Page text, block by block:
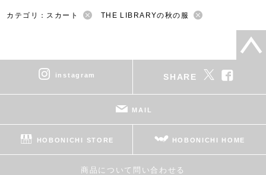
カテゴリ：スカート THE LIBRARYの秋の服
instagram SHARE
MAIL
HOBONICHI STORE HOBONICHI HOME
商品について問い合わせる